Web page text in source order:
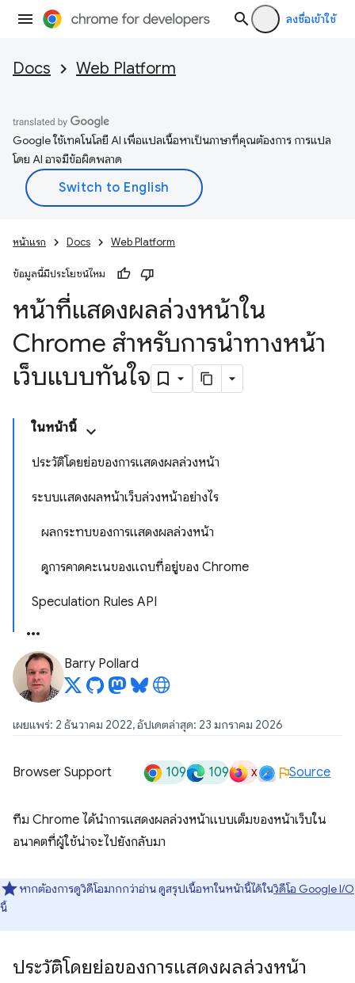
ลงชื่อเข้าใช้
Docs Web Platform
Google ใช้เทคโนโลยี AI เพื่อแปลเนื้อหาเป็นภาษาที่คุณต้องการ การแปล
โดย AI อาจมีข้อผิดพลาด
หน้าแรก Docs Web Platform
ข้อมูลนี้มีประโยชน์ไหม
หน้าที่แสดงผลล่วงหน้าใน
Chrome สำหรับการนำทางหน้า
เว็บแบบทันใจ
ในหน้านี้
ประวัติโดยย่อของการแสดงผลล่วงหน้า
ระบบแสดงผลหน้าเว็บล่วงหน้าอย่างไร
ผลกระทบของการแสดงผลล่วงหน้า
ดูการคาดคะเนของแถบที่อยู่ของ Chrome
Speculation Rules API
Barry Pollard
เผยแพร่: 2 ธันวาคม 2022, อัปเดตล่าสุด: 23 มกราคม 2026
Browser Support 109 109 x Source
ทีม Chrome ได้นำการแสดงผลล่วงหน้าแบบเต็มของหน้าเว็บใน
อนาคตที่ผู้ใช้น่าจะไปยังกลับมา
หากต้องการดูวิดีโอมากกว่าอ่าน ดูสรุปเนื้อหาในหน้านี้ได้ในวิดีโอ Google I/O
นี้
ประวัติโดยย่อของการแสดงผลล่วงหน้า